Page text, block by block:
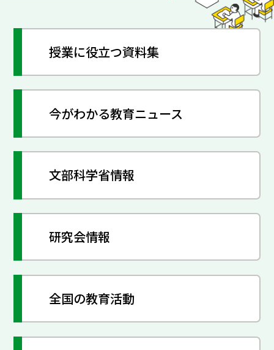
授業に役立つ資料集
今がわかる教育ニュース
文部科学省情報
研究会情報
全国の教育活動